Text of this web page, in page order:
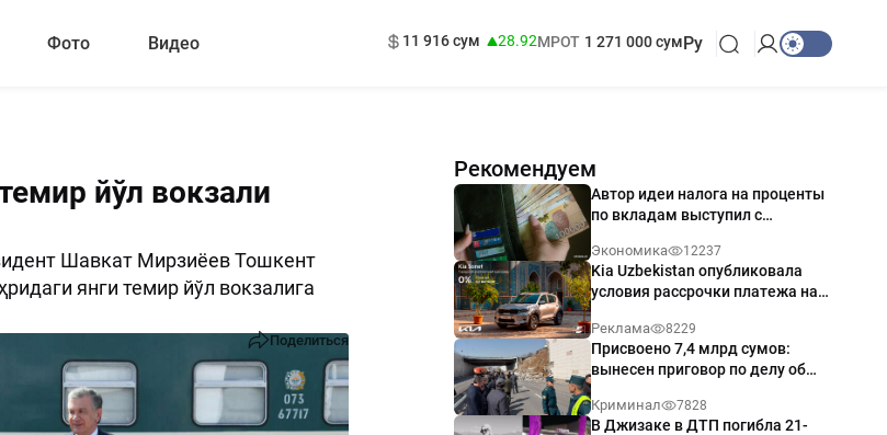
Фото Видео
11 916 сум
28.92МРОТ 1 271 000 сумРу
йўл вокзали
Шавкат Мирзиёев Тошкент
янги темир йўл вокзалига
Поделиться
Рекомендуем
Автор идеи налога на проценты
по вкладам выступил с
Экономика 12237
Kia Uzbekistan опубликовала
условия рассрочки платежа на
годовых
Реклама 8229
Присвоено 7,4 млрд сумов:
вынесен приговор по делу об
Ташкенте
Криминал 7828
В Джизаке в ДТП погибла 21-